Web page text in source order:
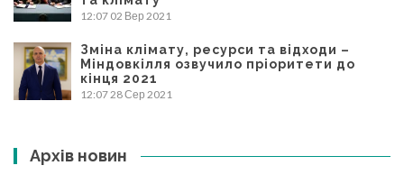
12:07 02 Вер 2021
Зміна клімату, ресурси та відходи –
Міндовкілля озвучило пріоритети до
кінця 2021
12:07 28 Сер 2021
Архів новин